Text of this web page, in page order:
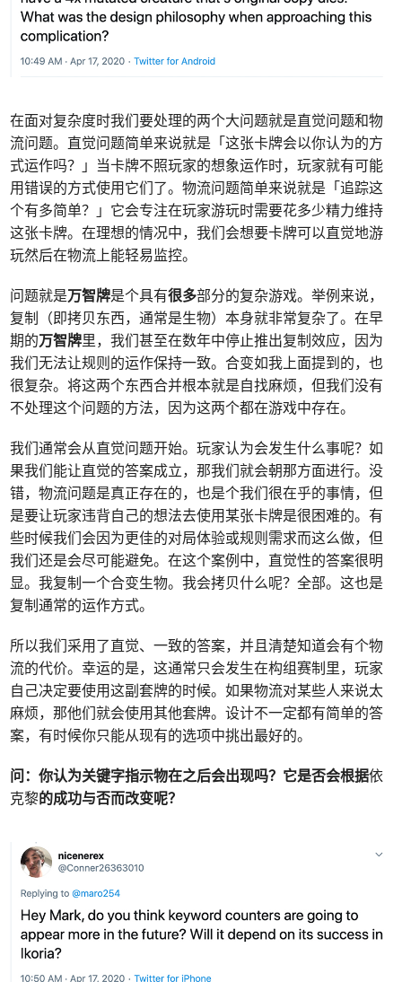
在面对复杂度时我们要处理的两个大问题就是直觉问题和物
流问题。直觉问题简单来说就是「这张卡牌会以你认为的方
式运作吗？」当卡牌不照玩家的想象运作时，玩家就有可能
用错误的方式使用它们了。物流问题简单来说就是「追踪这
个有多简单？」它会专注在玩家游玩时需要花多少精力维持
这张卡牌。在理想的情况中，我们会想要卡牌可以直觉地游
玩然后在物流上能轻易监控。
问题就是万智牌是个具有很多部分的复杂游戏。举例来说，
复制（即拷贝东西，通常是生物）本身就非常复杂了。在早
期的万智牌里，我们甚至在数年中停止推出复制效应，因为
我们无法让规则的运作保持一致。合变如我上面提到的，也
很复杂。将这两个东西合并根本就是自找麻烦，但我们没有
不处理这个问题的方法，因为这两个都在游戏中存在。
我们通常会从直觉问题开始。玩家认为会发生什么事呢？如
果我们能让直觉的答案成立，那我们就会朝那方面进行。没
错，物流问题是真正存在的，也是个我们很在乎的事情，但
是要让玩家违背自己的想法去使用某张卡牌是很困难的。有
些时候我们会因为更佳的对局体验或规则需求而这么做，但
我们还是会尽可能避免。在这个案例中，直觉性的答案很明
显。我复制一个合变生物。我会拷贝什么呢？全部。这也是
复制通常的运作方式。
所以我们采用了直觉、一致的答案，并且清楚知道会有个物
流的代价。幸运的是，这通常只会发生在构组赛制里，玩家
自己决定要使用这副套牌的时候。如果物流对某些人来说太
麻烦，那他们就会使用其他套牌。设计不一定都有简单的答
案，有时候你只能从现有的选项中挑出最好的。
问：你认为关键字指示物在之后会出现吗？它是否会根据依
克黎的成功与否而改变呢？